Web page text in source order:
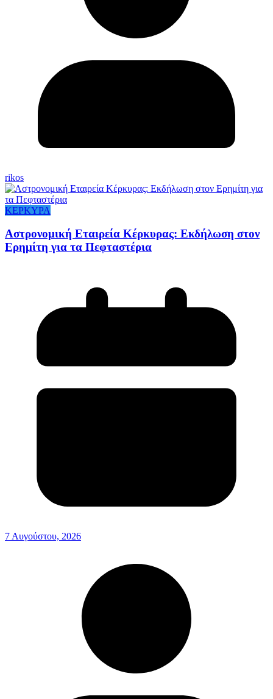
rikos
ΚΕΡΚΥΡΑ
Αστρονομική Εταιρεία Κέρκυρας: Εκδήλωση στον
Ερημίτη για τα Πεφταστέρια
7 Αυγούστου, 2026